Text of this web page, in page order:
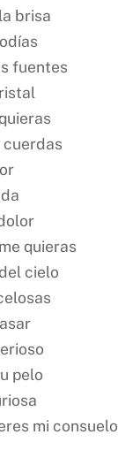
brisa
fuentes
cuerdas
quieras
cielo
pelo
mi consuelo